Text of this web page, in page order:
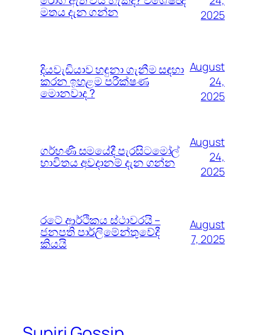
මතය දැන ගන්න
2025
දියවැඩියාව හඳුනා ගැනීම සඳහා
කරන ඉහළම පරීක්ෂණ
මොනවාද ?
August
24,
2025
ගර්භණී සමයේදී පැරසිටමෝල්
භාවිතය අවදානම් දැන ගන්න
August
24,
2025
රටේ ආර්ථිකය ස්ථාවරයි –
ජනපති පාර්ලිමේන්තුවේදී
කියයි
August
7, 2025